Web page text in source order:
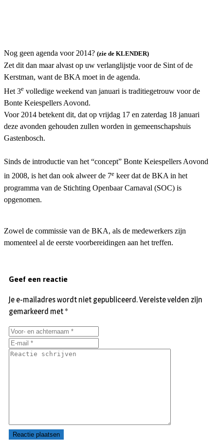
Nog geen agenda voor 2014? (zie de KLENDER)
Zet dit dan maar alvast op uw verlanglijstje voor de Sint of de
Kerstman, want de BKA moet in de agenda.
Het 3e volledige weekend van januari is traditiegetrouw voor de
Bonte Keiespellers Aovond.
Voor 2014 betekent dit, dat op vrijdag 17 en zaterdag 18 januari
deze avonden gehouden zullen worden in gemeenschapshuis
Gastenbosch.
Sinds de introductie van het “concept” Bonte Keiespellers Aovond
in 2008, is het dan ook alweer de 7e keer dat de BKA in het
programma van de Stichting Openbaar Carnaval (SOC) is
opgenomen.
Zowel de commissie van de BKA, als de medewerkers zijn
momenteel al de eerste voorbereidingen aan het treffen.
Geef een reactie
Je e-mailadres wordt niet gepubliceerd.Vereiste velden zijn
gemarkeerd met *